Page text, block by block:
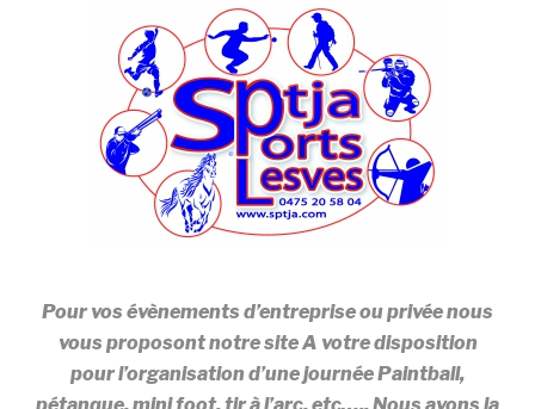
Pour vos évènements d’entreprise ou privée nous
vous proposont notre site A votre disposition
pour l’organisation d’une journée Paintball,